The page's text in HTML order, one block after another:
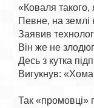
«Коваля такого,
Певне, на
Заявив
Він же не
Десь з кутка
Вигукнув:
Так «промовці»